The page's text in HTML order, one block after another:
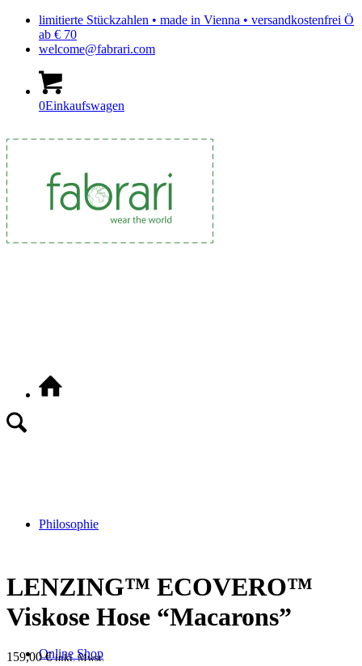
limitierte Stückzahlen • made in Vienna • versandkostenfrei Ö
ab € 70
welcome@fabrari.com
0Einkaufswagen
Philosophie
Online Shop
LENZING™ ECOVERO™
Viskose Hose “Macarons”
159,00€ inkl. Mwst.